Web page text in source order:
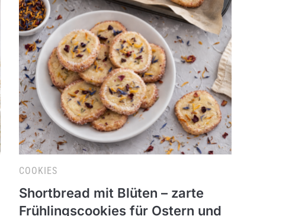
COOKIES
Shortbread mit Blüten – zarte
Frühlingscookies für Ostern und